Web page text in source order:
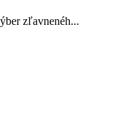
zľavnenéh...